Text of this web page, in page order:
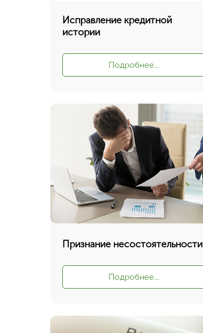
Исправление кредитной
истории
Подробнее...
Признание несостоятельности
Подробнее...